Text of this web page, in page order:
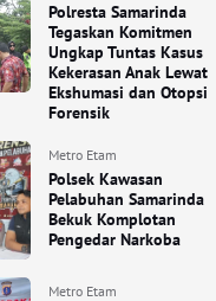
Polresta Samarinda
Tegaskan Komitmen
Ungkap Tuntas Kasus
Kekerasan Anak Lewat
Ekshumasi dan Otopsi
Forensik
Metro Etam
Polsek Kawasan
Pelabuhan Samarinda
Bekuk Komplotan
Pengedar Narkoba
Metro Etam